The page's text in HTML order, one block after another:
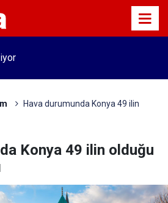
Hava durumunda Konya 49 ilin
Konya 49 ilin olduğu